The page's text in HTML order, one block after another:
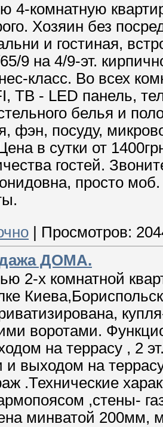
4-комнатную
Хозяин без
и гостиная,
9 на 4/9-эт.
класс. Во всех
ТВ - LED панель,
белья и
фэн, посуду,
в сутки от
гостей.
просто
Просмотров:
ДОМА.
2-х комнатной
воротами.
на террасу , 2
и выходом на
.Технические
,стены-
минватой 200мм,